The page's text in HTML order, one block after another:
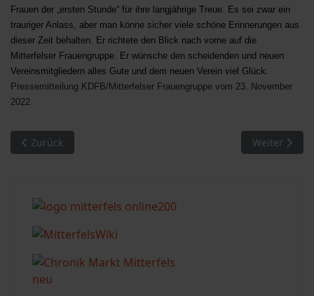
Frauen der „ersten Stunde“ für ihre langjährige Treue. Es sei zwar ein
trauriger Anlass, aber man könne sicher viele schöne Erinnerungen aus
dieser Zeit behalten. Er richtete den Blick nach vorne auf die
Mitterfelser Frauengruppe. Er wünsche den scheidenden und neuen
Vereinsmitgliedern alles Gute und dem neuen Verein viel Glück.
Pressemitteilung KDFB/Mitterfelser Frauengruppe vom 23. November
2022
Vorheriger Beitrag: MiKiJu Mitterfels erhält 750 Euro
Zurück Nächster
Weiter